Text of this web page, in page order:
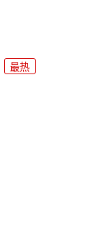
最热